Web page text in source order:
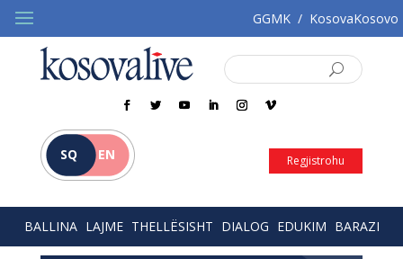
GGMK / KosovaKosovo
SQ EN Regjistrohu
BALLINA LAJME THELLËSISHT DIALOG EDUKIM BARAZI